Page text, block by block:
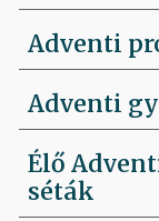
Adventi
Adventi
Élő
séták